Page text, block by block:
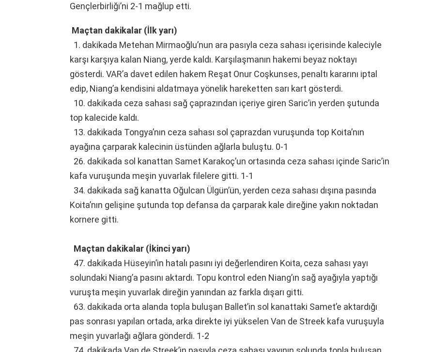
Gençlerbirliği’ni 2-1 mağlup etti.
Maçtan dakikalar (İlk yarı)
1. dakikada Metehan Mirmaoğlu’nun ara pasıyla ceza sahası içerisinde kaleciyle
karşı karşıya kalan Niang, yerde kaldı. Karşılaşmanın hakemi beyaz noktayı
gösterdi. VAR’a davet edilen hakem Reşat Onur Coşkunses, penaltı kararını iptal
edip, Niang’a kendisini aldatmaya yönelik hareketten sarı kart gösterdi.
10. dakikada ceza sahası sağ çaprazından içeriye giren Saric’in yerden şutunda
top kalecide kaldı.
13. dakikada Tongya’nın ceza sahası sol çaprazdan vuruşunda top Koita’nın
ayağına çarparak kalecinin üstünden ağlarla buluştu. 0-1
26. dakikada sol kanattan Samet Karakoç’un ortasında ceza sahası içinde Saric’in
kafa vuruşunda meşin yuvarlak filelere gitti. 1-1
34. dakikada sağ kanatta Oğulcan Ülgün’ün, yerden ceza sahası dışına pasında
Koita’nın gelişine şutunda top defansa da çarparak kale direğine yakın noktadan
kornere gitti.
Maçtan dakikalar (İkinci yarı)
47. dakikada Hüseyin’in hatalı pasını iyi değerlendiren Koita, ceza sahası yayı
solundaki Niang’a pasını aktardı. Topu kontrol eden Niang’ın sağ ayağıyla yaptığı
vuruşta meşin yuvarlak direğin yanından az farkla dışarı gitti.
63. dakikada orta alanda topla buluşan Ballet’in sol kanattaki Samet’e aktardığı
pas sonrası yapılan ortada, arka direkte iyi yükselen Van de Streek kafa vuruşuyla
meşin yuvarlağı ağlara gönderdi. 1-2